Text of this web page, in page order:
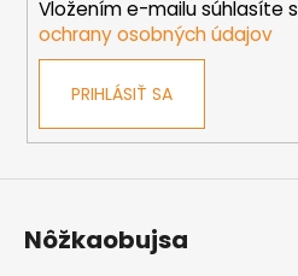
Vložením e-mailu súhlasíte s
ochrany osobných údajov
PRIHLÁSIŤ SA
Nôžkaobujsa